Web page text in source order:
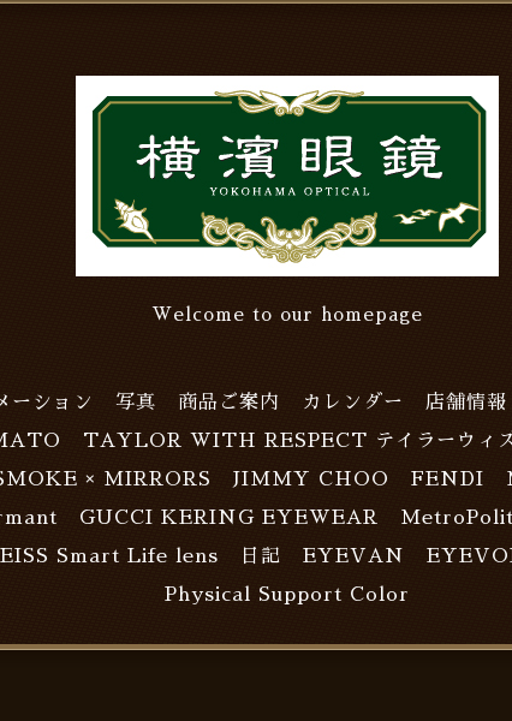
Welcome to our homepage
ーション 写真 商品ご案内 カレンダー 店舗情報
TAYLOR WITH RESPECT テイラーウィズ
× MIRRORS JIMMY CHOO FENDI
GUCCI KERING EYEWEAR
Smart Life lens 日記 EYEVAN
Physical Support Color